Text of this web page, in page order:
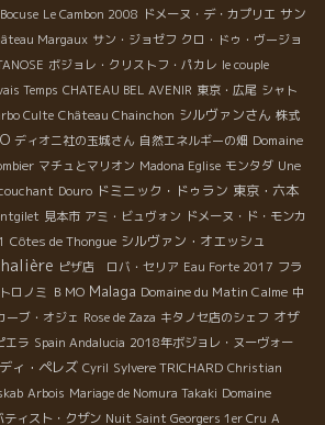
Le Cambon 2008 ドメーヌ・デ・カプリエ サン
Margaux サン・ジョゼフ クロ・ドゥ・ヴージョ
ボジョレ・クリストフ・パカレ le couple
Temps CHATEAU BEL AVENIR 東京・広尾 シャト
Culte Château Chainchon シルヴァンさん 株式
ディオニ社の玉城さん 自然エネルギーの畑 Domaine
マチュとマリオン Madona Eglise モンタダ Une
Douro ドミニック・ドゥラン 東京・六本
見本市 アミ・ビュヴォン ドメーヌ・ド・モンカ
Côtes de Thongue シルヴァン・オエッシュ
ピザ店 ロバ・セリア Eau Forte 2017 フラ
ロノミ ＢＭО Malaga Domaine du Matin Calme 中
ーブ・オジェ Rose de Zaza キタノセ店のシェフ オザ
エラ Spain Andalucia 2018年ボジョレ・ヌーヴォー
ィ・ペレズ Cyril Sylvere TRICHARD Christian
Arbois Mariage de Nomura Takaki Domaine
ティスト・クザン Nuit Saint Georgers 1er Cru A